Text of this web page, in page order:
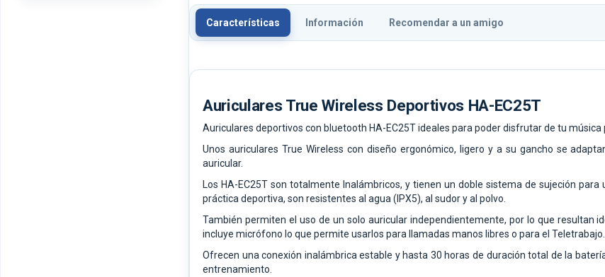
Características Información Recomendar a un amigo
Auriculares True Wireless Deportivos HA-EC25T
Auriculares deportivos con bluetooth HA-EC25T ideales para poder disfrutar de tu
Unos auriculares True Wireless con diseño ergonómico, ligero y a su gancho se
auricular.
Los HA-EC25T son totalmente Inalámbricos, y tienen un doble sistema de sujeción
práctica deportiva, son resistentes al agua (IPX5), al sudor y al polvo.
También permiten el uso de un solo auricular independientemente, por lo que resultan
incluye micrófono lo que permite usarlos para llamadas manos libres o para el Teletrabajo.
Ofrecen una conexión inalámbrica estable y hasta 30 horas de duración total de la
entrenamiento.